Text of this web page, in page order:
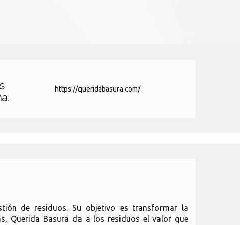
https://queridabasura.com/
de residuos. Su objetivo es transformar la
Querida Basura da a los residuos el valor que